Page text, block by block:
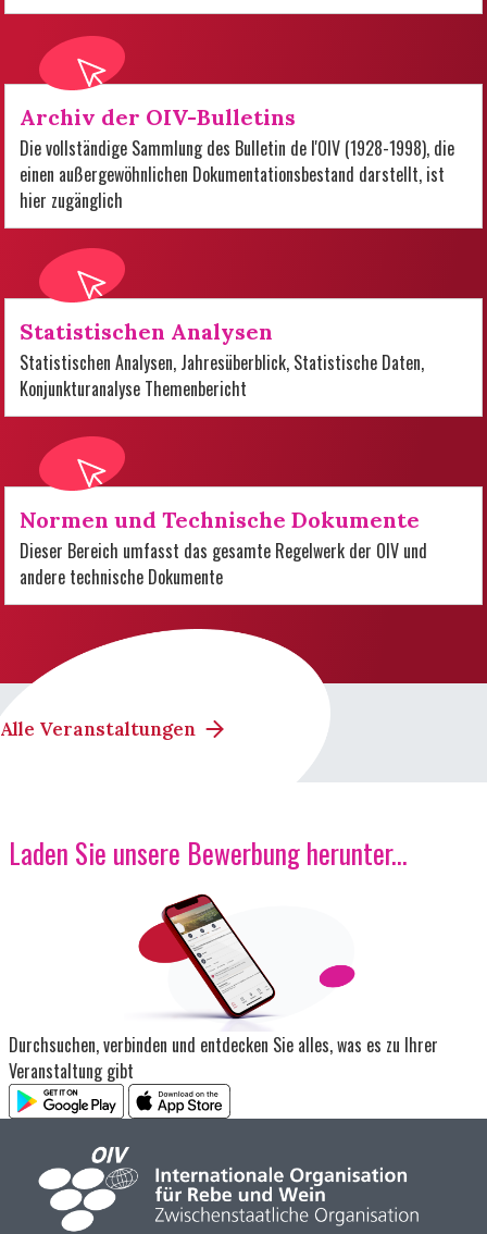
Archiv der OIV-Bulletins
Die vollständige Sammlung des Bulletin de l'OIV (1928-1998), die
einen außergewöhnlichen Dokumentationsbestand darstellt, ist
hier zugänglich
Statistischen Analysen
Statistischen Analysen, Jahresüberblick, Statistische Daten,
Konjunkturanalyse Themenbericht
Normen und Technische Dokumente
Dieser Bereich umfasst das gesamte Regelwerk der OIV und
andere technische Dokumente
Alle Veranstaltungen
Laden Sie unsere Bewerbung herunter...
Durchsuchen, verbinden und entdecken Sie alles, was es zu Ihrer
Veranstaltung gibt